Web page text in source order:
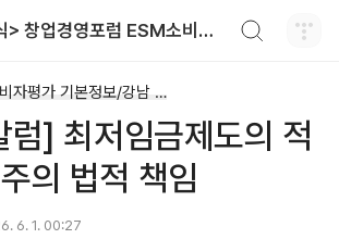
<공식> 창업경영포럼 ESM소비자평가단 대상 소비자저널 보도자료
보도자료 및 언론 소비자평가 기본정보/강남 소비자저널
럼] 최저임금제도의 적
의 법적 책임
6. 1. 00:27